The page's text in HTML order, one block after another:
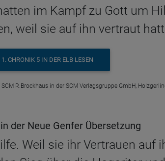
im Kampf zu Gott um
weil sie auf ihn vertraut
1. CHRONIK 5 IN DER ELB LESEN
R.Brockhaus in der SCM Verlagsgruppe GmbH,
der Neue Genfer Übersetzung
Weil sie ihr Vertrauen auf